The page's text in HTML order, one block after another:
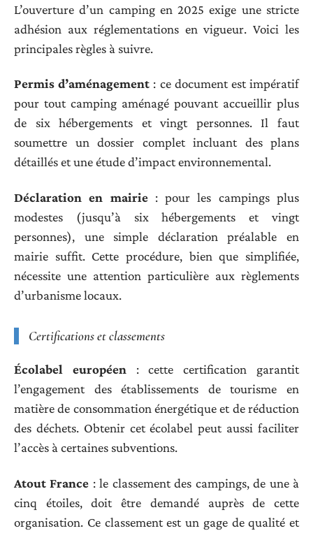
L’ouverture d’un camping en 2025 exige une stricte
adhésion aux réglementations en vigueur. Voici les
principales règles à suivre.
Permis d’aménagement : ce document est impératif
pour tout camping aménagé pouvant accueillir plus
de six hébergements et vingt personnes. Il faut
soumettre un dossier complet incluant des plans
détaillés et une étude d’impact environnemental.
Déclaration en mairie: pour les campings plus
modestes (jusqu’à six hébergements et vingt
personnes), une simple déclaration préalable en
mairie suffit. Cette procédure, bien que simplifiée,
nécessite une attention particulière aux règlements
d’urbanisme locaux.
Certifications et classements
Écolabel européen: cette certification garantit
l’engagement des établissements de tourisme en
matière de consommation énergétique et de réduction
des déchets. Obtenir cet écolabel peut aussi faciliter
l’accès à certaines subventions.
Atout France : le classement des campings, de une à
cinq étoiles, doit être demandé auprès de cette
organisation. Ce classement est un gage de qualité et